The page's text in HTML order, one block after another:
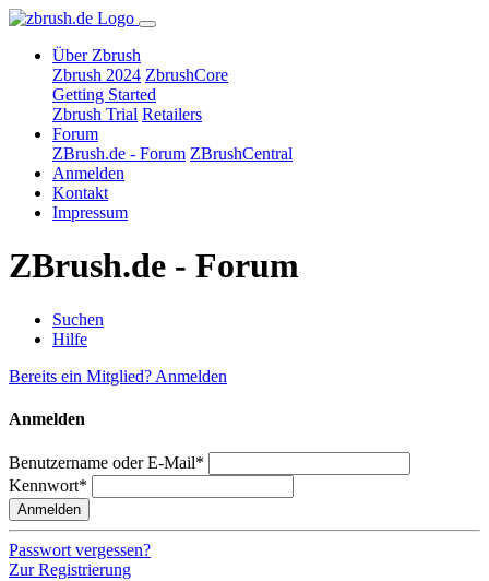
Über Zbrush
Zbrush 2024 ZbrushCore
Getting Started
Zbrush Trial Retailers
Forum
ZBrush.de - Forum ZBrushCentral
Anmelden
Kontakt
Impressum
ZBrush.de - Forum
Suchen
Hilfe
Bereits ein Mitglied? Anmelden
Anmelden
Benutzername oder E-Mail*
Kennwort*
Anmelden
Passwort vergessen?
Zur Registrierung